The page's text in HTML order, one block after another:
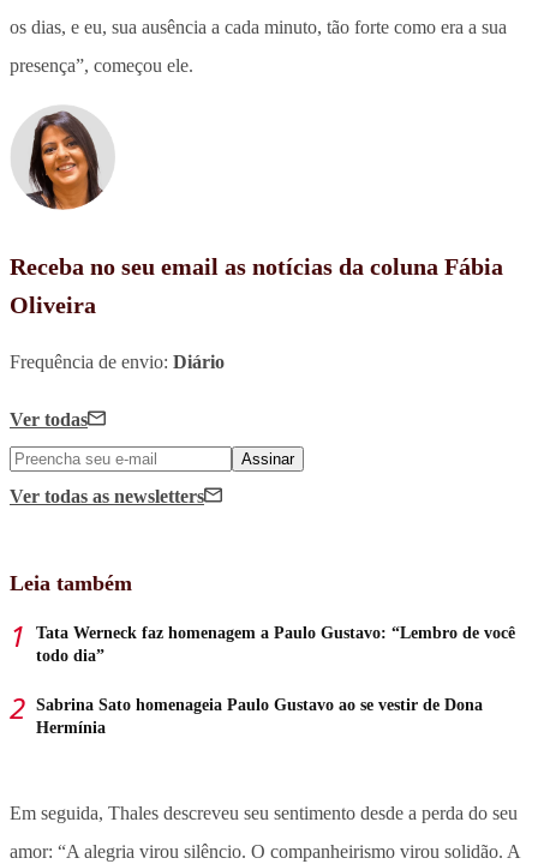
os dias, e eu, sua ausência a cada minuto, tão forte como era a sua
presença”, começou ele.
Receba no seu email as notícias da coluna Fábia
Oliveira
Frequência de envio: Diário
Ver todas
Assinar
Ver todas as newsletters
Leia também
Tata Werneck faz homenagem a Paulo Gustavo: “Lembro de você
todo dia”
Sabrina Sato homenageia Paulo Gustavo ao se vestir de Dona
Hermínia
Em seguida, Thales descreveu seu sentimento desde a perda do seu
amor: “A alegria virou silêncio. O companheirismo virou solidão. A